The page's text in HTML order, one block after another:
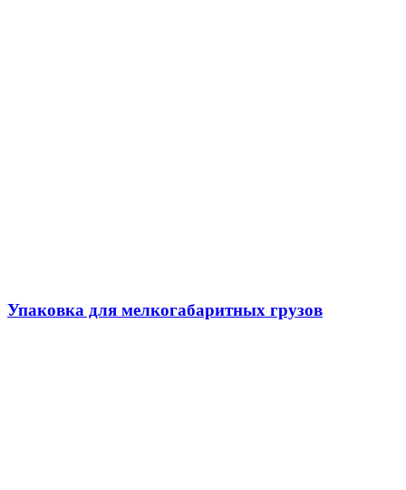
Упаковка для мелкогабаритных грузов